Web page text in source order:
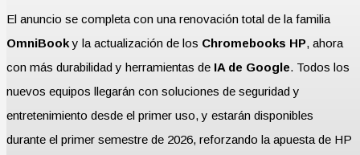
El anuncio se completa con una renovación total de la familia
OmniBooky la actualización de los Chromebooks HP, ahora
con más durabilidad y herramientas de IA de Google. Todos los
nuevos equipos llegarán con soluciones de seguridad y
entretenimiento desde el primer uso, y estarán disponibles
durante el primer semestre de 2026, reforzando la apuesta de HP